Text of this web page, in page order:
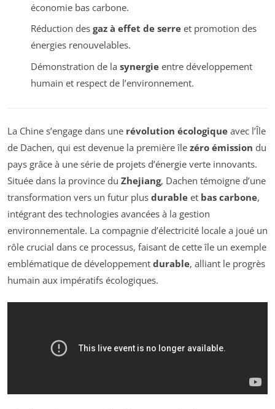
économie bas carbone.
Réduction des gaz à effet de serreet promotion des
énergies renouvelables.
Démonstration de la synergieentre développement
humain et respect de l’environnement.
La Chine s’engage dans une révolution écologique avec l’Île
de Dachen, qui est devenue la première île zéro émission du
pays grâce à une série de projets d’énergie verte innovants.
Située dans la province du Zhejiang, Dachen témoigne d’une
transformation vers un futur plus durable et bas carbone,
intégrant des technologies avancées à la gestion
environnementale. La compagnie d’électricité locale a joué un
rôle crucial dans ce processus, faisant de cette île un exemple
emblématique de développement durable, alliant le progrès
humain aux impératifs écologiques.